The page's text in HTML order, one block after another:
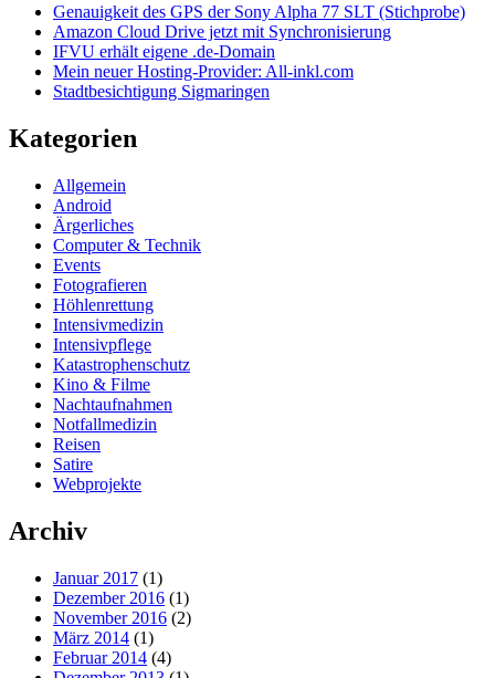
Genauigkeit des GPS der Sony Alpha 77 SLT (Stichprobe)
Amazon Cloud Drive jetzt mit Synchronisierung
IFVU erhält eigene .de-Domain
Mein neuer Hosting-Provider: All-inkl.com
Stadtbesichtigung Sigmaringen
Kategorien
Allgemein
Android
Ärgerliches
Computer & Technik
Events
Fotografieren
Höhlenrettung
Intensivmedizin
Intensivpflege
Katastrophenschutz
Kino & Filme
Nachtaufnahmen
Notfallmedizin
Reisen
Satire
Webprojekte
Archiv
Januar 2017 (1)
Dezember 2016 (1)
November 2016 (2)
März 2014 (1)
Februar 2014 (4)